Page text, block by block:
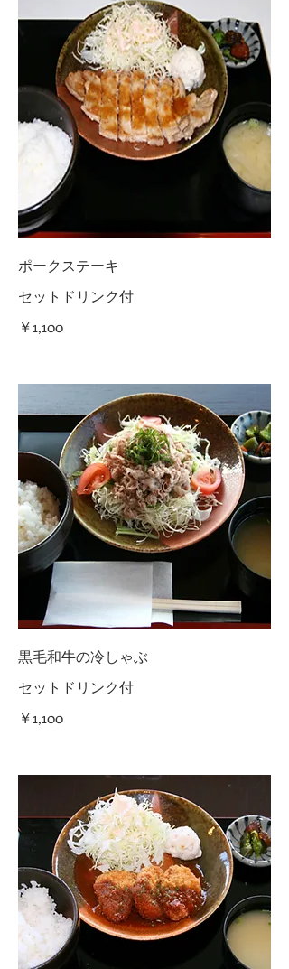
ポークステーキ
セットドリンク付
￥1,100
黒毛和牛の冷しゃぶ
セットドリンク付
￥1,100